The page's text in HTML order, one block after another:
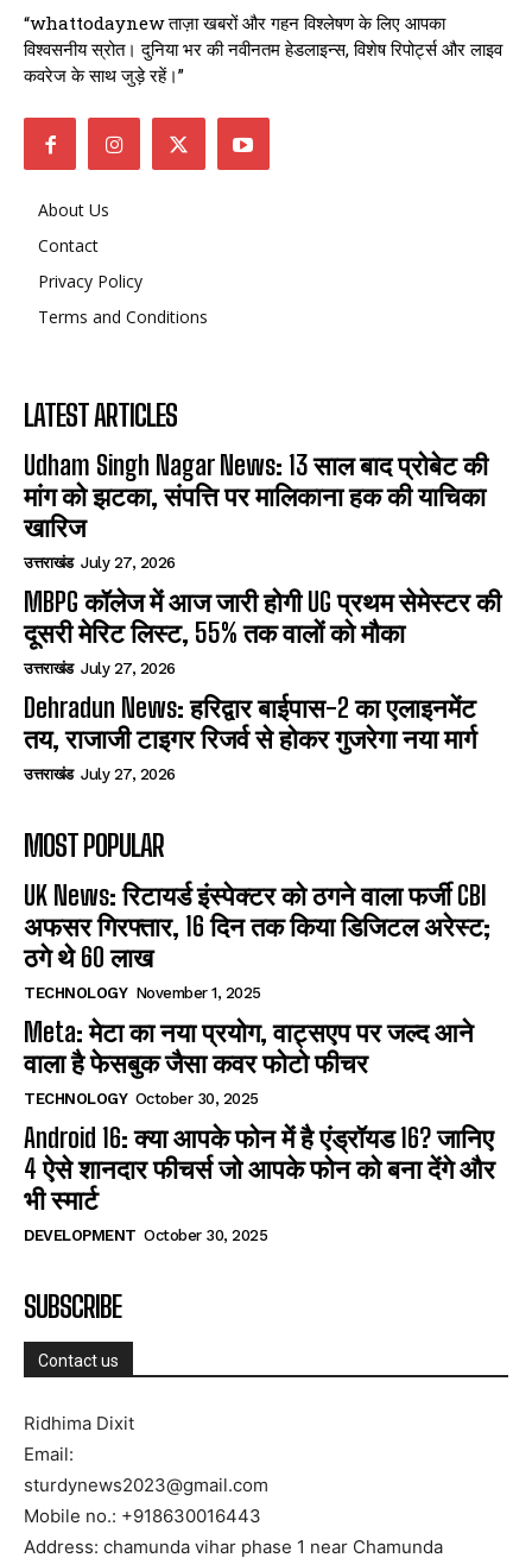
“whattodaynew ताज़ा खबरों और गहन विश्लेषण के लिए आपका
विश्वसनीय स्रोत। दुनिया भर की नवीनतम हेडलाइन्स, विशेष रिपोर्ट्स और लाइव
कवरेज के साथ जुड़े रहें।”
About Us
Contact
Privacy Policy
Terms and Conditions
LATEST ARTICLES
Udham Singh Nagar News: 13 साल बाद प्रोबेट की
मांग को झटका, संपत्ति पर मालिकाना हक की याचिका
खारिज
उत्तराखंड July 27, 2026
MBPG कॉलेज में आज जारी होगी UG प्रथम सेमेस्टर की
दूसरी मेरिट लिस्ट, 55% तक वालों को मौका
उत्तराखंड July 27, 2026
Dehradun News: हरिद्वार बाईपास-2 का एलाइनमेंट
तय, राजाजी टाइगर रिजर्व से होकर गुजरेगा नया मार्ग
उत्तराखंड July 27, 2026
MOST POPULAR
UK News: रिटायर्ड इंस्पेक्टर को ठगने वाला फर्जी CBI
अफसर गिरफ्तार, 16 दिन तक किया डिजिटल अरेस्ट;
ठगे थे 60 लाख
TECHNOLOGY November 1, 2025
Meta: मेटा का नया प्रयोग, वाट्सएप पर जल्द आने
वाला है फेसबुक जैसा कवर फोटो फीचर
TECHNOLOGY October 30, 2025
Android 16: क्या आपके फोन में है एंड्रॉयड 16? जानिए
4 ऐसे शानदार फीचर्स जो आपके फोन को बना देंगे और
भी स्मार्ट
DEVELOPMENT October 30, 2025
SUBSCRIBE
Contact us
Ridhima Dixit
Email:
sturdynews2023@gmail.com
Mobile no.: +918630016443
Address: chamunda vihar phase 1 near Chamunda